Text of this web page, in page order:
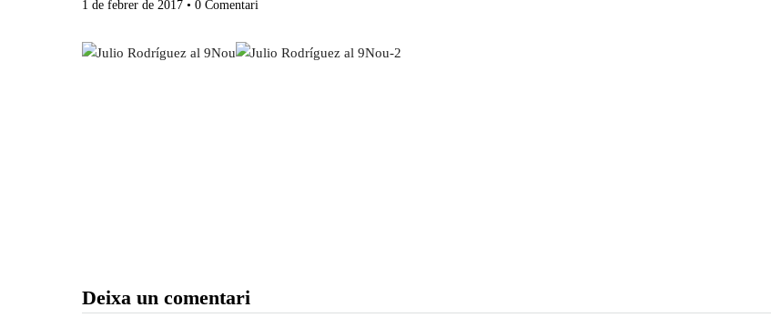
1 de febrer de 2017 • 0 Comentari
Deixa un comentari